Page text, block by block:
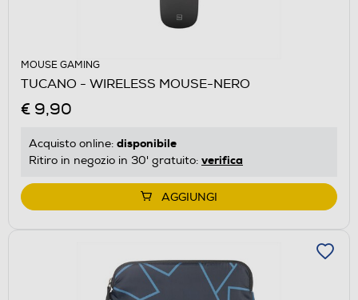
MOUSE GAMING
TUCANO - WIRELESS MOUSE-NERO
€ 9,90
Acquisto online: disponibile
Ritiro in negozio in 30' gratuito: verifica
AGGIUNGI